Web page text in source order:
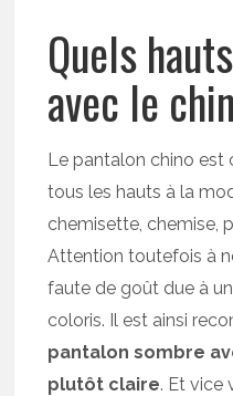
Quels
avec le
Le pantalon chino est
tous les hauts à la
chemisette, chemise,
Attention toutefois à
faute de goût due à
coloris. Il est ainsi
pantalon sombre
plutôt claire. Et vice